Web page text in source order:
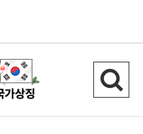
검
색